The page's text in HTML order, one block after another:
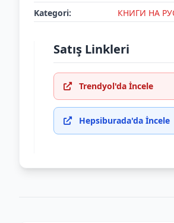
Kategori:
КНИГИ НА
Satış Linkleri
Trendyol'da İncele
Hepsiburada'da İncele